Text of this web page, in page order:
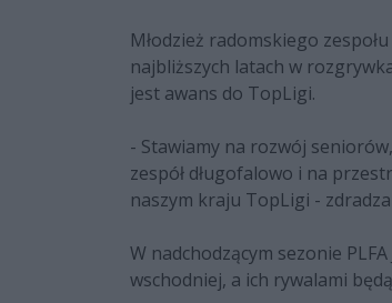
Młodzież radomskiego
najbliższych latach w
jest awans do TopLigi.
- Stawiamy na rozwój
zespół długofalowo i na
naszym kraju TopLigi -
W nadchodzącym sezonie
wschodniej, a ich rywalami